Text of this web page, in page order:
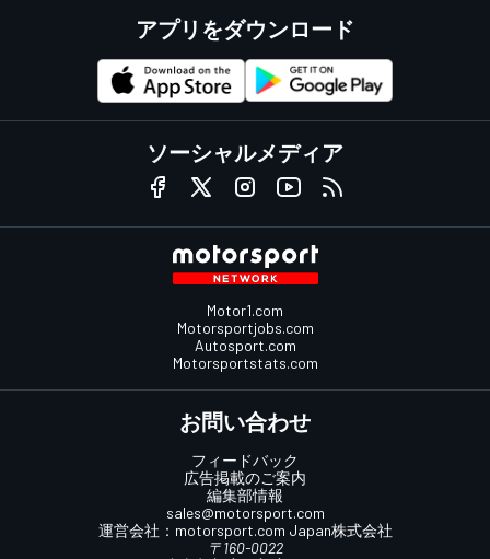
アプリをダウンロード
ソーシャルメディア
Motor1.com
Motorsportjobs.com
Autosport.com
Motorsportstats.com
お問い合わせ
フィードバック
広告掲載のご案内
編集部情報
sales@motorsport.com
運営会社： motorsport.com Japan株式会社
〒160-0022